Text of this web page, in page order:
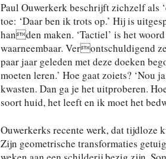
Paul Ouwerkerk beschrijft zichzelf als
toe: ‘Daar ben ik trots op.’ Hij is
handen maken. ‘Tactiel’ is het
waarneembaar. Verontschuldigend
paar jaar geleden met deze doeken
moeten leren.’ Hoe gaat zoiets? ‘Nou
kwasten. Dan ga je het uitproberen.
soort huid, het leeft en ik moet het
Ouwerkerks recente werk, dat
Zijn geometrische transformaties